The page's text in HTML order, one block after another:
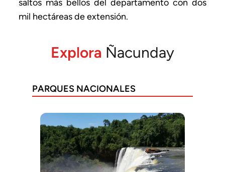
saltos más bellos del departamento con dos
mil hectáreas de extensión.
Explora Ñacunday
PARQUES NACIONALES